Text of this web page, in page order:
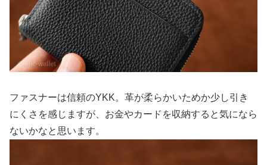
ファスナーは信頼のYKK。革が柔らかいためか少し引き
にくさを感じますが、お金やカードを収納すると気になら
ないかなと思います。